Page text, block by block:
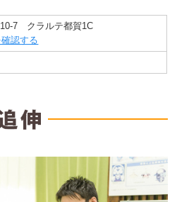
7 クラルテ都賀1C
認する